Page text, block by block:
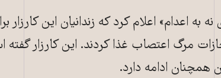
مرگ اعتصاب غذا کردند. این کارزار گفته
همچنان ادامه دارد.